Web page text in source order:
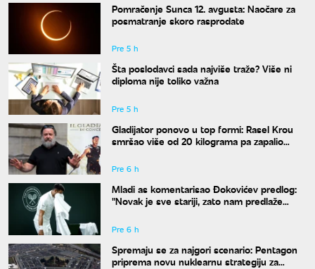
Pomračenje Sunca 12. avgusta: Naočare za
posmatranje skoro rasprodate
Pre 5 h
Šta poslodavci sada najviše traže? Više ni
diploma nije toliko važna
Pre 5 h
Gladijator ponovo u top formi: Rasel Krou
smršao više od 20 kilograma pa zapalio
Pre 6 h
Mladi as komentarisao Đokovićev predlog:
"Novak je sve stariji, zato nam predlaže
Pre 6 h
Spremaju se za najgori scenario: Pentagon
priprema novu nuklearnu strategiju za